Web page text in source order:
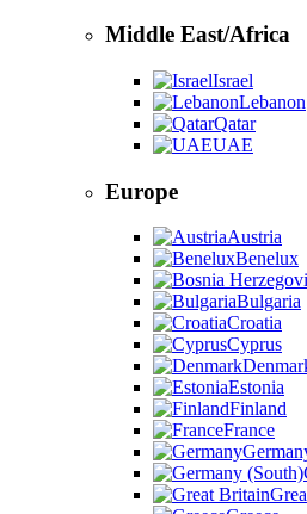
Middle East/Africa
Israel
Lebanon
Qatar
UAE
Europe
Austria
Benelux
Bulgaria
Croatia
Cyprus
Estonia
Finland
France